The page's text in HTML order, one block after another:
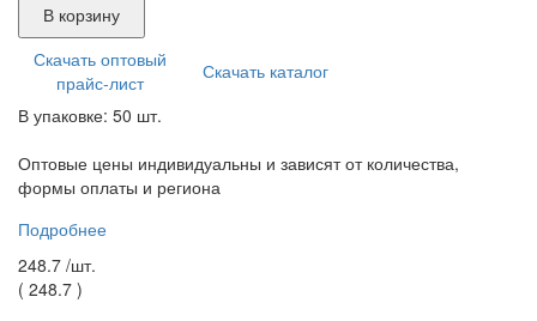
В корзину
Скачать оптовый
прайс-лист
Скачать каталог
В упаковке: 50 шт.
Оптовые цены индивидуальны и зависят от количества,
формы оплаты и региона
Подробнее
248.7 /шт.
( 248.7 )